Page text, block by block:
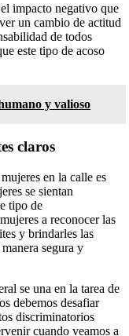
impacto negativo que
un cambio de actitud
de todos
este tipo de acoso
y valioso
claros
en la calle es
se sientan
tipo de
a reconocer las
y brindarles las
segura y
se una en la tarea de
debemos desafiar
discriminatorios
cuando veamos a